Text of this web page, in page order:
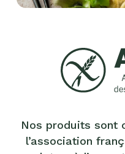
Nos produits sont
l’association